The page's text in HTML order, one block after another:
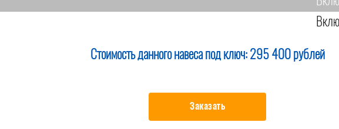
Стоимость данного навеса под ключ: 295 400 рублей
Заказать